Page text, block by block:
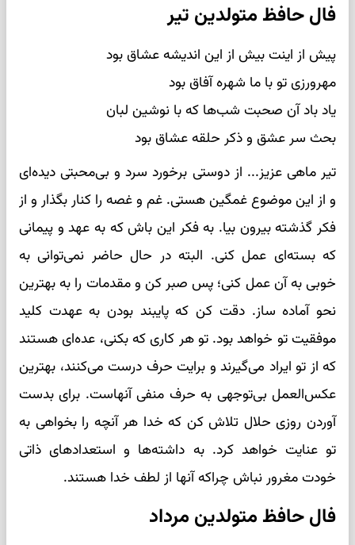
فال حافظ متولدین تیر
پیش از اینت بیش از این اندیشه عشاق بود
مهرورزی تو با ما شهره آفاق بود
یاد باد آن صحبت شب‌ها که با نوشین لبان
بحث سر عشق و ذکر حلقه عشاق بود
تیر ماهی عزیز... از دوستی برخورد سرد و بی‌محبتی دیده‌ای
و از این موضوع غمگین هستی. غم و غصه را کنار بگذار و از
فکر گذشته بیرون بیا. به فکر این باش که به عهد و پیمانی
که بسته‌ای عمل کنی. البته در حال حاضر نمی‌توانی به
خوبی به آن عمل کنی؛ پس صبر کن و مقدمات را به بهترین
نحو آماده ساز. دقت کن که پایبند بودن به عهدت کلید
موفقیت تو خواهد بود. تو هر کاری که بکنی، عده‌ای هستند
که از تو ایراد می‌گیرند و برایت حرف درست می‌کنند، بهترین
عکس‌العمل بی‌توجهی به حرف منفی آنهاست. برای بدست
آوردن روزی حلال تلاش کن که خدا هر آنچه را بخواهی به
تو عنایت خواهد کرد. به داشته‌ها و استعدادهای ذاتی
خودت مغرور نباش چراکه آنها از لطف خدا هستند.
فال حافظ متولدین مرداد